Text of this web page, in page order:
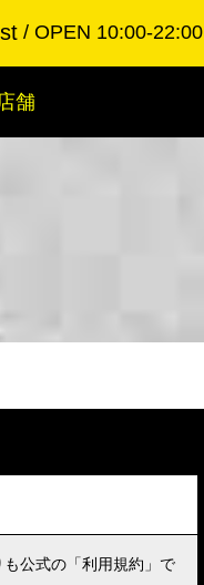
OPEN 10:00-22:00
舗
公式の「利用規約」で